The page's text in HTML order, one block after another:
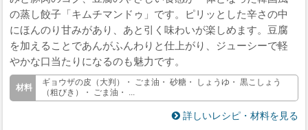
の蒸し餃子「キムチマンドゥ」です。ピリッとした辛さの中
にほんのり甘みがあり、あと引く味わいが楽しめます。豆腐
を加えることであんがふんわりと仕上がり、ジューシーで軽
やかな口当たりになるのも魅力です。
ギョウザの皮（大判）・ ごま油・ 砂糖・ しょうゆ・ 黒こしょう
（粗びき）・ ごま油・ ...
詳しいレシピ・材料を見る